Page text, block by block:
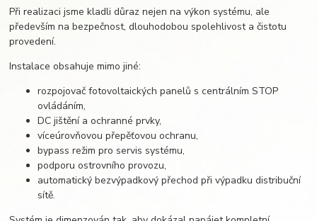
Při realizaci jsme kladli důraz nejen na výkon systému, ale
především na bezpečnost, dlouhodobou spolehlivost a čistotu
provedení.
Instalace obsahuje mimo jiné:
rozpojovač fotovoltaických panelů s centrálním STOP
ovládáním,
DC jištění a ochranné prvky,
víceúrovňovou přepěťovou ochranu,
bypass režim pro servis systému,
podporu ostrovního provozu,
automatický bezvýpadkový přechod při výpadku distribuční
sítě.